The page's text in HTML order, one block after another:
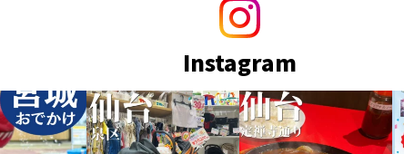
Instagram